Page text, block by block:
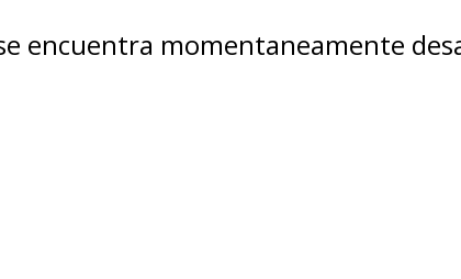
encuentra momentaneamente